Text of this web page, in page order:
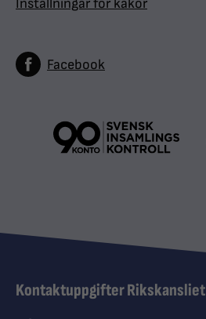
Inställningar för kakor
Facebook
Kontaktuppgifter Rikskansliet